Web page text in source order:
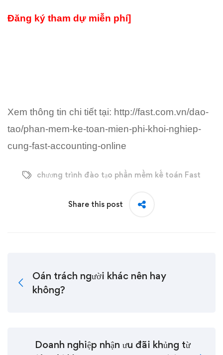
Đăng ký tham dự miễn phí]
Xem thông tin chi tiết tại: http://fast.com.vn/dao-
tao/phan-mem-ke-toan-mien-phi-khoi-nghiep-
cung-fast-accounting-online
chương trình đào tạo phần mềm kế toán Fast
Share this post
Oán trách người khác nên hay
không?
Doanh nghiệp nhận ưu đãi khủng từ